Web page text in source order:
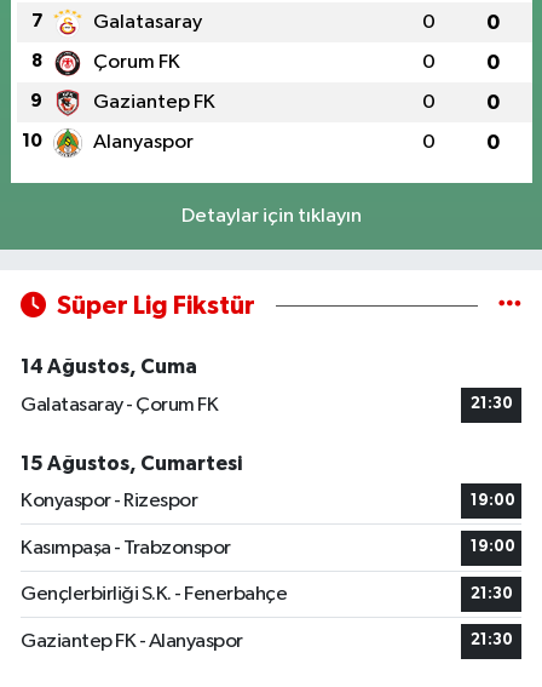
7 Galatasaray 0 0
8 Çorum FK 0 0
9 Gaziantep FK 0 0
10 Alanyaspor 0 0
Detaylar için tıklayın
Süper Lig Fikstür
14 Ağustos, Cuma
Galatasaray - Çorum FK
21:30
15 Ağustos, Cumartesi
Konyaspor - Rizespor
19:00
Kasımpaşa - Trabzonspor 19:00
Gençlerbirliği S.K. - Fenerbahçe 21:30
Gaziantep FK - Alanyaspor 21:30